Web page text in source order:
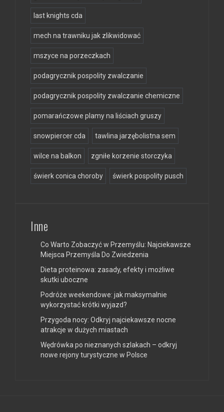
last knights cda
mech na trawniku jak zlikwidować
mszyce na porzeczkach
podagrycznik pospolity zwalczanie
podagrycznik pospolity zwalczanie chemiczne
pomarańczowe plamy na liściach gruszy
snowpiercer cda tawlina jarzębolistna sem
wilce na balkon zgniłe korzenie storczyka
świerk conica choroby świerk pospolity pusch
Inne
Co Warto Zobaczyć w Przemyślu: Najciekawsze
Miejsca Przemyśla Do Zwiedzenia
Dieta proteinowa: zasady, efekty i możliwe
skutki uboczne
Podróże weekendowe: jak maksymalnie
wykorzystać krótki wyjazd?
Przygoda nocy: Odkryj najciekawsze nocne
atrakcje w dużych miastach
Wędrówka po nieznanych szlakach – odkryj
nowe rejony turystyczne w Polsce